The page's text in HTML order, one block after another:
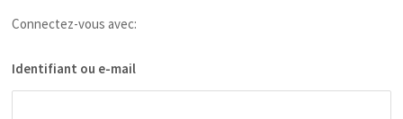
Connectez-vous avec:
Identifiant ou e-mail